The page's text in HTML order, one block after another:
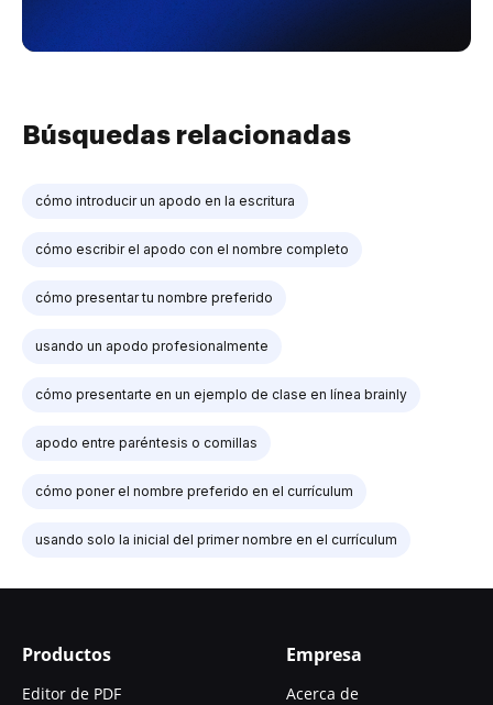
Búsquedas relacionadas
cómo introducir un apodo en la escritura
cómo escribir el apodo con el nombre completo
cómo presentar tu nombre preferido
usando un apodo profesionalmente
cómo presentarte en un ejemplo de clase en línea brainly
apodo entre paréntesis o comillas
cómo poner el nombre preferido en el currículum
usando solo la inicial del primer nombre en el currículum
Productos
Editor de PDF
Empresa
Acerca de